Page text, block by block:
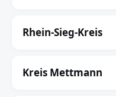
Rhein-Sieg-Kreis
Kreis Mettmann